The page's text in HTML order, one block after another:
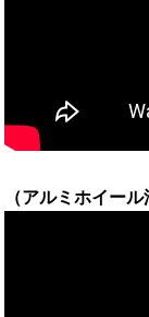
（アルミホイール